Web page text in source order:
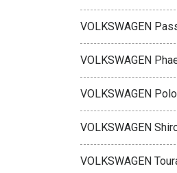
VOLKSWAGEN
VOLKSWAGEN
VOLKSWAGEN Polo
VOLKSWAGEN
VOLKSWAGEN